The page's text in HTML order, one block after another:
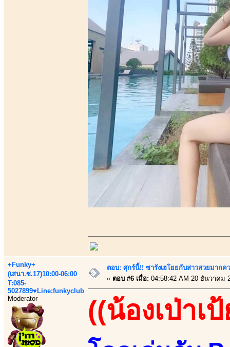
+Funky+
(เสนา.ซ.17)10:00-06:00
T:085-
5027899♥Line:funkyclub
Moderator
ตอบ: ศุกร์นี้!! ซารังเฮโยยกับสาวสวยมาก
« ตอบ #6 เมื่อ: 04:58:42 AM 20 ธันวาคม
((น้องเป่าเ